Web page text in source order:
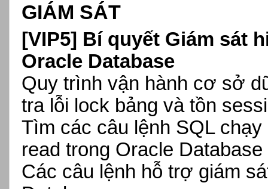
GIÁM SÁT
[VIP5] Bí quyết Giám sát
Oracle Database
Quy trình vận hành cơ sở
tra lỗi lock bảng và tồn
Tìm các câu lệnh SQL
read trong Oracle Database
Các câu lệnh hỗ trợ giám